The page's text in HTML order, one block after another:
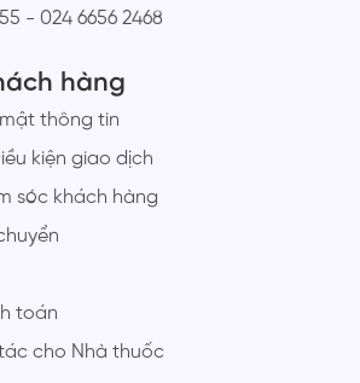
- 024 6656 2468
hàng
thông tin
kiện giao dịch
sóc khách hàng
toán
cho Nhà thuốc